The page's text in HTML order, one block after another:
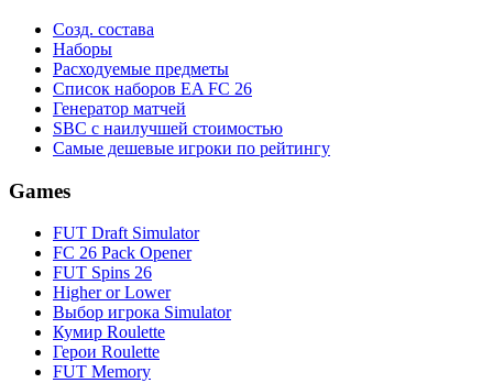
Созд. состава
Наборы
Расходуемые предметы
Список наборов EA FC 26
Генератор матчей
SBC с наилучшей стоимостью
Самые дешевые игроки по рейтингу
Games
FUT Draft Simulator
FC 26 Pack Opener
FUT Spins 26
Higher or Lower
Выбор игрока Simulator
Кумир Roulette
Герои Roulette
FUT Memory